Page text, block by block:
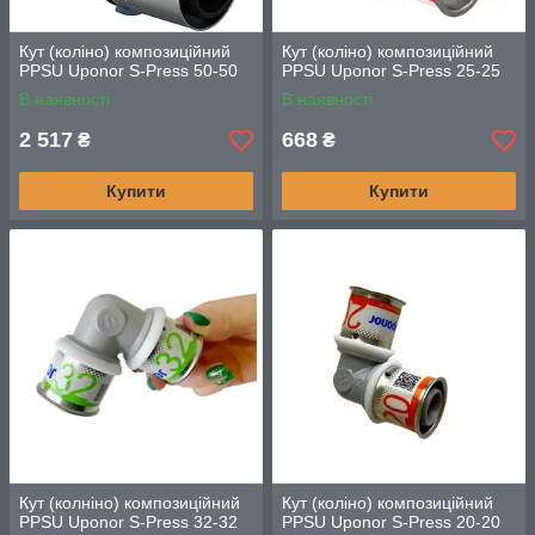
Кут (коліно) композиційний
PPSU Uponor S-Press 50-50
В наявності
2 517 ₴
Купити
Кут (коліно) композиційний
PPSU Uponor S-Press 25-25
В наявності
668 ₴
Купити
Кут (колніно) композиційний
PPSU Uponor S-Press 32-32
Кут (коліно) композиційний
PPSU Uponor S-Press 20-20